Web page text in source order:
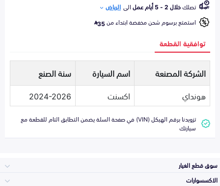
تصلكخلال 2 - 5 أيام عمل الى الرياض
استمتع برسوم شحن مخفضة ابتداء من35
توافقية القطعة
الشركة المصنعة اسم السيارة
سنة الصنع
هونداي
اكسنت 2024-2026
تزويدنا برقم الهيكل (VIN) في صفحة السلة يضمن التطابق التام للقطعة مع
سيارتك
سوق قطع الغيار
الاكسسوارات